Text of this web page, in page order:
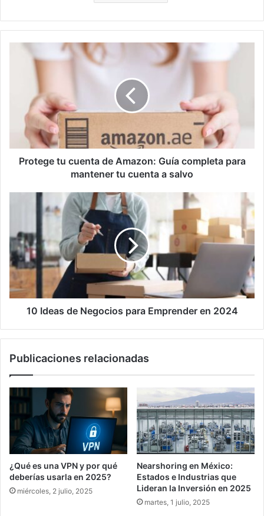
Protege
Amazon:
completa
para
mantener
Protege tu cuenta de Amazon: Guía completa para
mantener tu cuenta a salvo
Negocios
para
Emprender
en
2024
10 Ideas de Negocios para Emprender en 2024
Publicaciones relacionadas
¿Qué es una VPN y por qué
deberías usarla en 2025?
miércoles, 2 julio, 2025
Nearshoring en México:
Estados e Industrias que
Lideran la Inversión en 2025
martes, 1 julio, 2025